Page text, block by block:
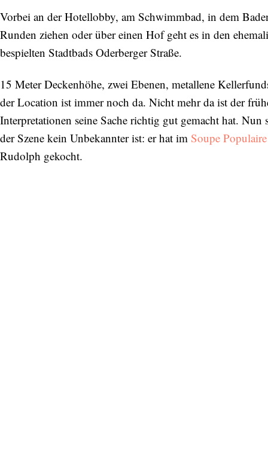
Vorbei an der Hotellobby, am Schwimmbad, in dem
Runden ziehen oder über einen Hof geht es in den
bespielten Stadtbads Oderberger Straße.
15 Meter Deckenhöhe, zwei Ebenen, metallene
der Location ist immer noch da. Nicht mehr da ist der
Interpretationen seine Sache richtig gut gemacht hat.
der Szene kein Unbekannter ist: er hat im Soupe Populaire
Rudolph gekocht.